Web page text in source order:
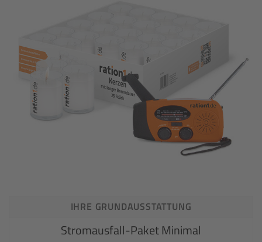
IHRE GRUNDAUSSTATTUNG
Stromausfall-Paket Minimal